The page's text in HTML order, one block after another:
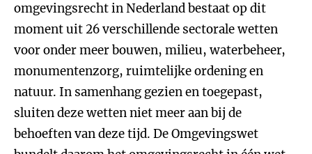
omgevingsrecht in Nederland bestaat op dit
moment uit 26 verschillende sectorale wetten
voor onder meer bouwen, milieu, waterbeheer,
monumentenzorg, ruimtelijke ordening en
natuur. In samenhang gezien en toegepast,
sluiten deze wetten niet meer aan bij de
behoeften van deze tijd. De Omgevingswet